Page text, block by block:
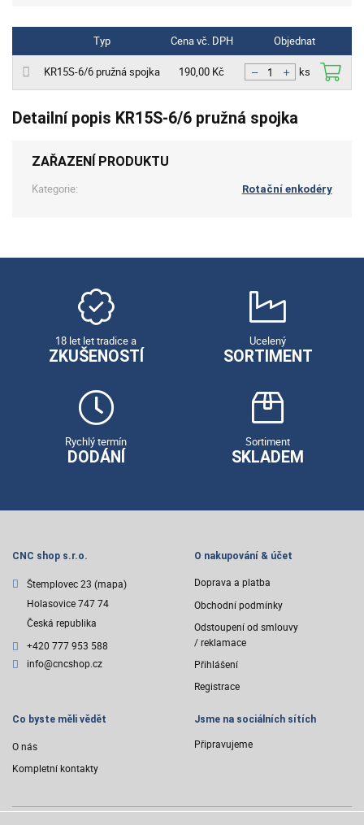
Typ Cena vč. DPH Objednat
KR15S-6/6 pružná spojka 190,00 Kč ks
Detailní popis KR15S-6/6 pružná spojka
ZAŘAZENÍ PRODUKTU
Kategorie: Rotační enkodéry
18 let let tradice a
ZKUŠENOSTÍ
Ucelený
SORTIMENT
Rychlý termín
DODÁNÍ
Sortiment
SKLADEM
CNC shop s.r.o.
Štemplovec 23 (mapa)
Holasovice 747 74
Česká republika
+420 777 953 588
info@cncshop.cz
O nakupování & účet
Doprava a platba
Obchodní podmínky
Odstoupení od smlouvy
/ reklamace
Přihlášení
Registrace
Co byste měli vědět
O nás
Kompletní kontakty
Jsme na sociálních sítích
Připravujeme